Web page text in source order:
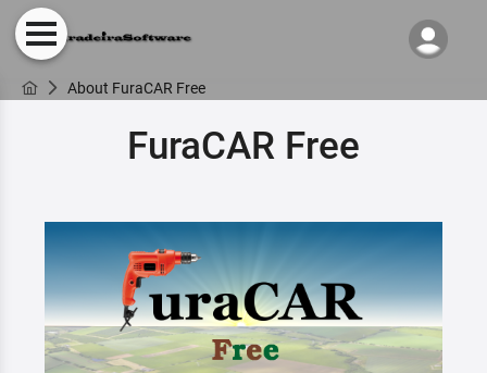
About FuraCAR Free
FuraCAR Free